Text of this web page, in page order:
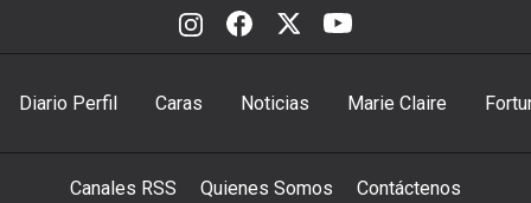
Diario Perfil Caras Noticias Marie Claire
Canales RSS Quienes Somos Contáctenos